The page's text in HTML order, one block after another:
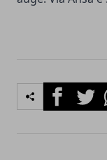
Facebook